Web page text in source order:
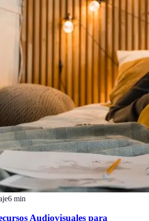
6 min
Audiovisuales para